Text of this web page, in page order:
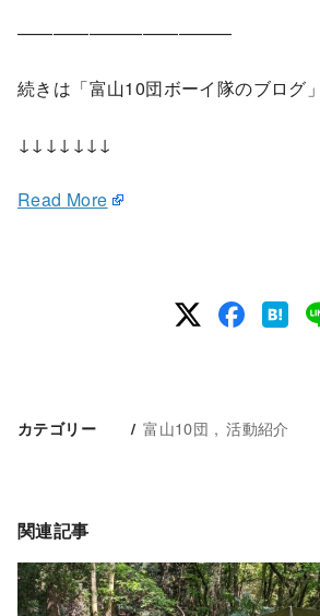
————————————
続きは「富山10団ボーイ隊のブログ
↓↓↓↓↓↓↓
Read More
カテゴリー 富山10団 活動紹介
関連記事